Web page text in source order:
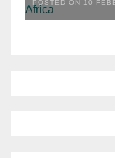
POSTED ON 10